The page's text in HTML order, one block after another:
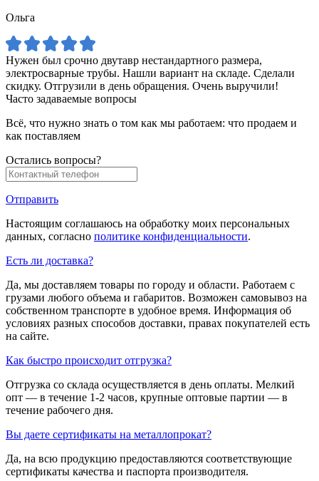
Ольга
Нужен был срочно двутавр нестандартного размера,
электросварные трубы. Нашли вариант на складе. Сделали
скидку. Отгрузили в день обращения. Очень выручили!
Часто задаваемые вопросы
Всё, что нужно знать о том как мы работаем: что продаем и
как поставляем
Остались вопросы?
Отправить
Настоящим соглашаюсь на обработку моих персональных
данных, согласно политике конфиденциальности.
Есть ли доставка?
Да, мы доставляем товары по городу и области. Работаем с
грузами любого объема и габаритов. Возможен самовывоз на
собственном транспорте в удобное время. Информация об
условиях разных способов доставки, правах покупателей есть
на сайте.
Как быстро происходит отгрузка?
Отгрузка со склада осуществляется в день оплаты. Мелкий
опт — в течение 1-2 часов, крупные оптовые партии — в
течение рабочего дня.
Вы даете сертификаты на металлопрокат?
Да, на всю продукцию предоставляются соответствующие
сертификаты качества и паспорта производителя.